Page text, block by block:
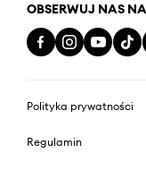
OBSERWUJ NAS
Polityka prywatności
Regulamin